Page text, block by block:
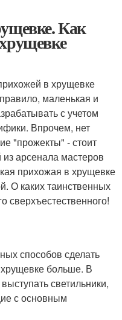
Как
в хрущевке
маленькая и
с учетом
Впрочем, нет
"прожекты" - стоит
из арсенала мастеров
прихожая в хрущевке
О каких таинственных
сверхъестественного!
способов сделать
больше. В
светильники,
с основным